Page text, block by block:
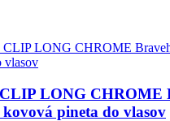
LONG CHROME
kovová pineta do vlasov